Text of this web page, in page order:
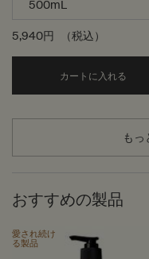
5,940円 （税込）
カートに入れる
もっ
おすすめの製品
愛され続け
る製品